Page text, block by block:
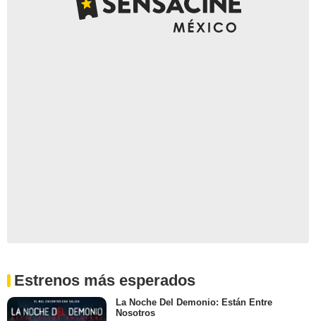
Estrenos más esperados
La Noche Del Demonio: Están Entre
Nosotros